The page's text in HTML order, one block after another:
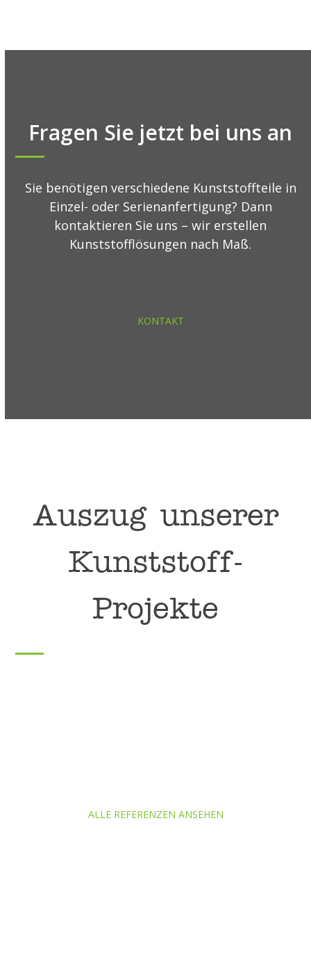
Fragen Sie jetzt bei uns an
Sie benötigen verschiedene Kunststoffteile in
Einzel- oder Serienanfertigung? Dann
kontaktieren Sie uns – wir erstellen
Kunststofflösungen nach Maß.
KONTAKT
Auszug unserer
Kunststoff-
Projekte
ALLE REFERENZEN ANSEHEN